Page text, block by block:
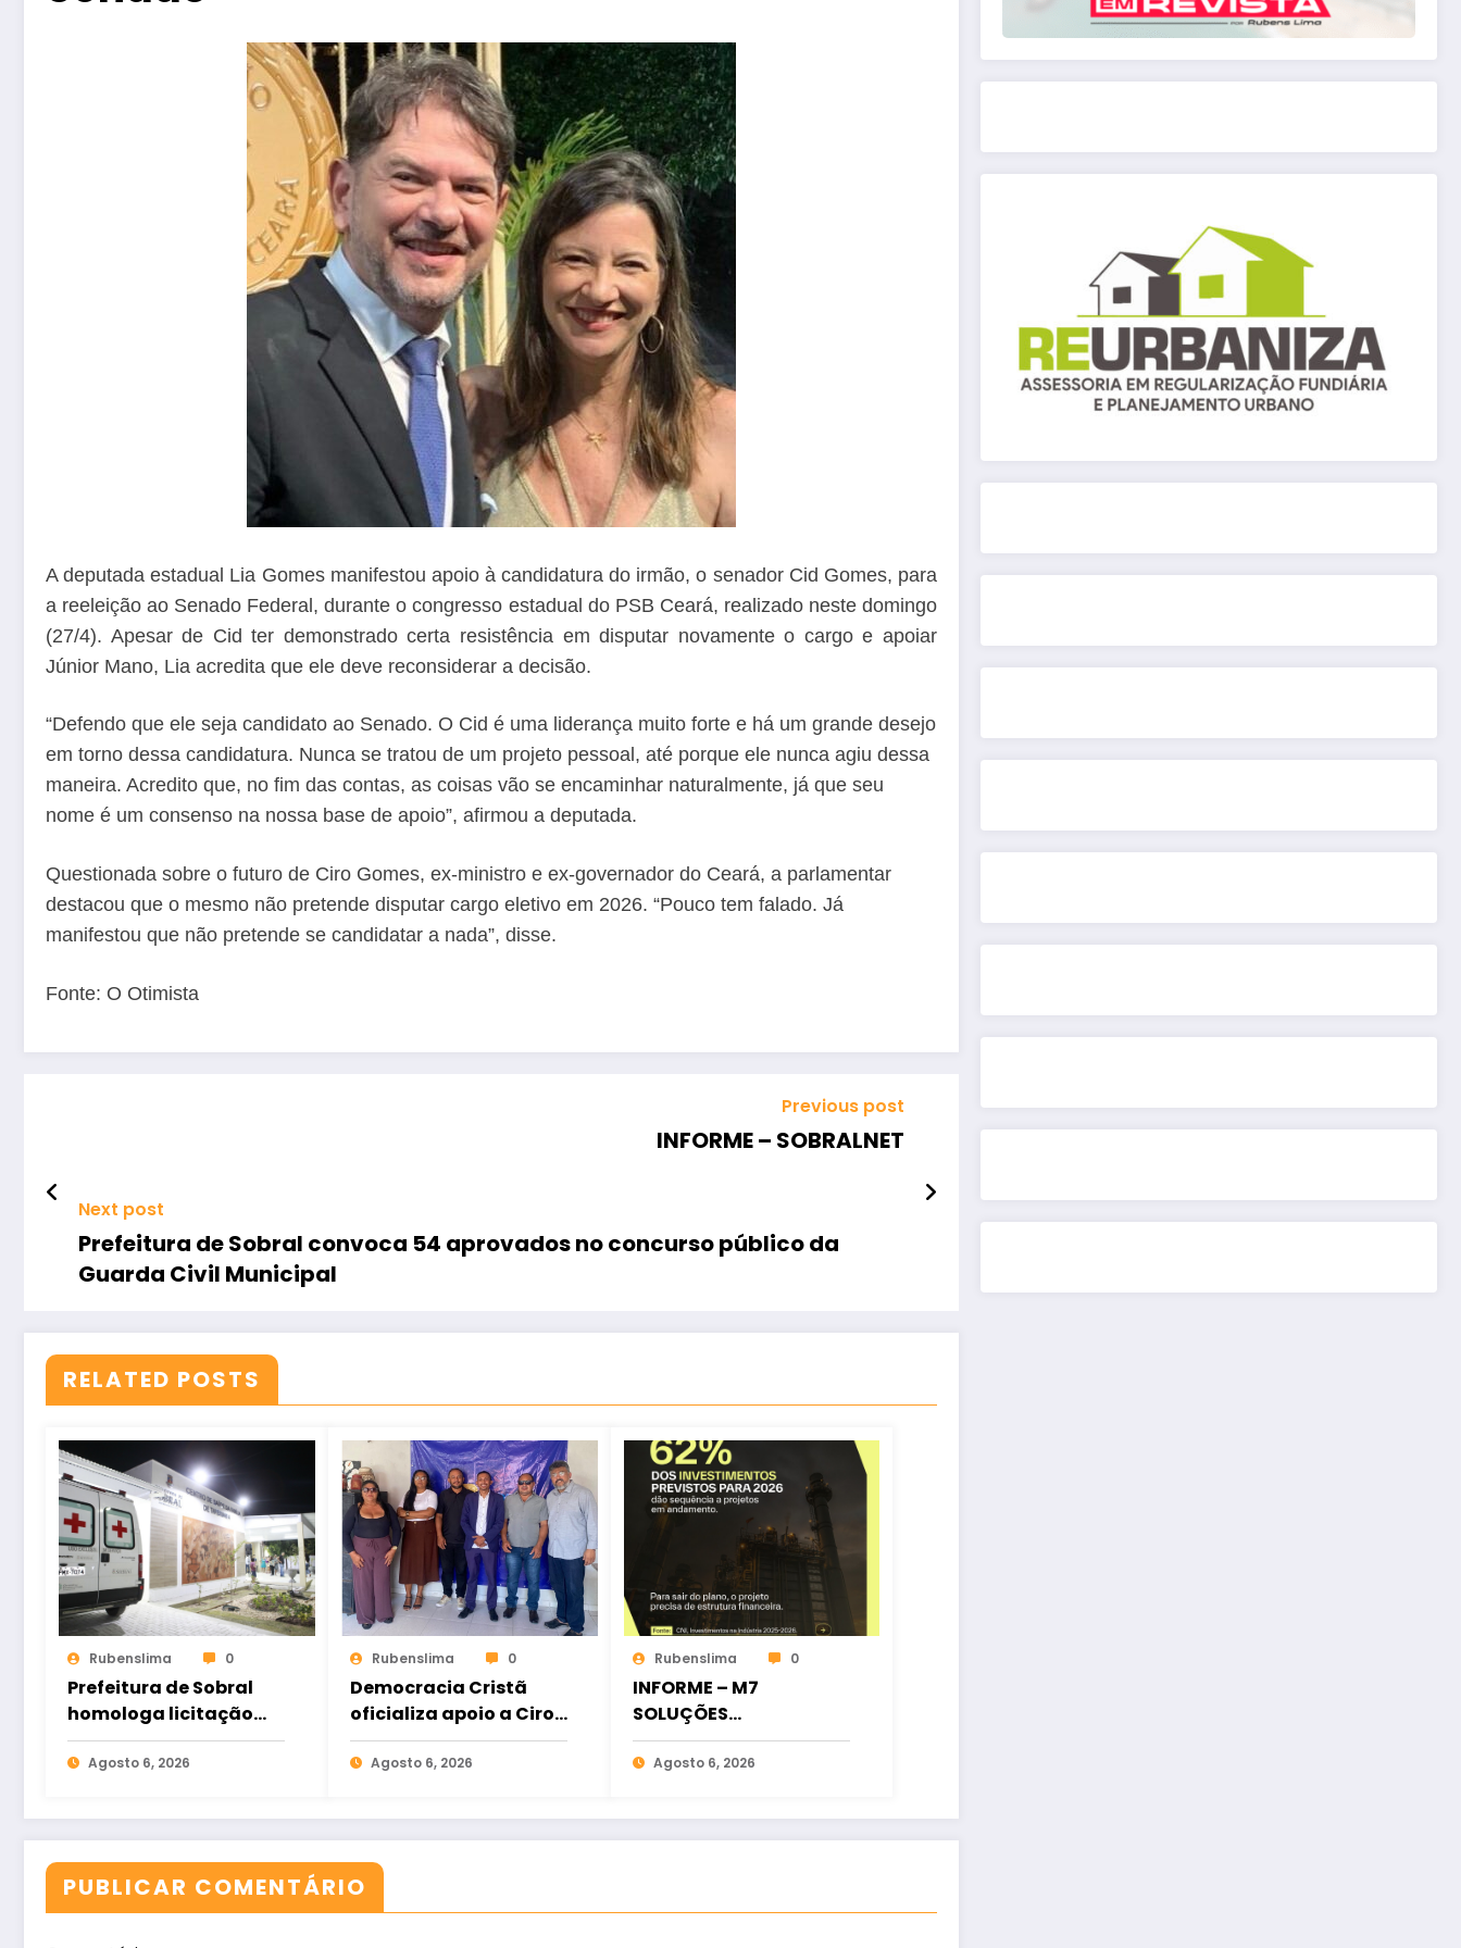
A deputada estadual Lia Gomes manifestou apoio à candidatura do irmão, o senador Cid Gomes, para
a reeleição ao Senado Federal, durante o congresso estadual do PSB Ceará, realizado neste domingo
(27/4). Apesar de Cid ter demonstrado certa resistência em disputar novamente o cargo e apoiar
Júnior Mano, Lia acredita que ele deve reconsiderar a decisão.
“Defendo que ele seja candidato ao Senado. O Cid é uma liderança muito forte e há um grande desejo
em torno dessa candidatura. Nunca se tratou de um projeto pessoal, até porque ele nunca agiu dessa
maneira. Acredito que, no fim das contas, as coisas vão se encaminhar naturalmente, já que seu
nome é um consenso na nossa base de apoio”, afirmou a deputada.
Questionada sobre o futuro de Ciro Gomes, ex-ministro e ex-governador do Ceará, a parlamentar
destacou que o mesmo não pretende disputar cargo eletivo em 2026. “Pouco tem falado. Já
manifestou que não pretende se candidatar a nada”, disse.
Fonte: O Otimista
Previous post
INFORME – SOBRALNET
Next post
Prefeitura de Sobral convoca 54 aprovados no concurso público da
Guarda Civil Municipal
RELATED POSTS
Rubenslima 0
Prefeitura de Sobral
homologa licitação
para construção do
Hospital de Taperuaba
Agosto 6, 2026
Rubenslima 0
Democracia Cristã
oficializa apoio a Ciro
Gomes e amplia
aliança da oposição
Agosto 6, 2026
Rubenslima 0
INFORME – M7
SOLUÇÕES
FINANCEIRAS
Agosto 6, 2026
PUBLICAR COMENTÁRIO